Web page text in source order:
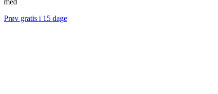
med
Prøv gratis i 15 dage